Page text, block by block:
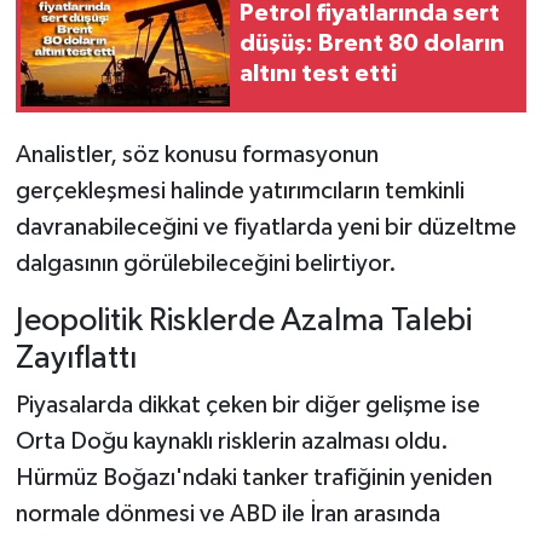
Petrol fiyatlarında sert
düşüş: Brent 80 doların
altını test etti
Analistler, söz konusu formasyonun
gerçekleşmesi halinde yatırımcıların temkinli
davranabileceğini ve fiyatlarda yeni bir düzeltme
dalgasının görülebileceğini belirtiyor.
Jeopolitik Risklerde Azalma Talebi
Zayıflattı
Piyasalarda dikkat çeken bir diğer gelişme ise
Orta Doğu kaynaklı risklerin azalması oldu.
Hürmüz Boğazı'ndaki tanker trafiğinin yeniden
normale dönmesi ve ABD ile İran arasında